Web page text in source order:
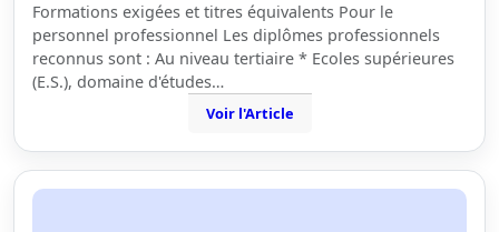
Formations exigées et titres équivalents Pour le
personnel professionnel Les diplômes professionnels
reconnus sont : Au niveau tertiaire * Ecoles supérieures
(E.S.), domaine d'études…
Voir l'Article